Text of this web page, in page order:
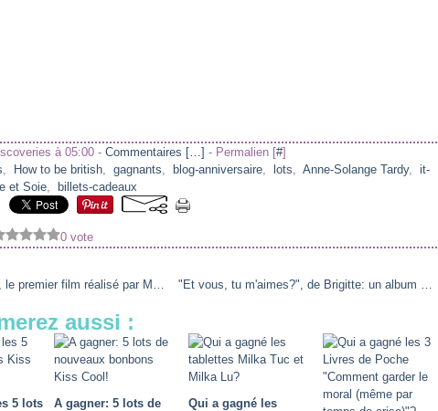
à 05:00 - Commentaires […] - Permalien [#]
, How to be british, gagnants, blog-anniversaire, lots, Anne-Solange Tardy, it-
et Soie, billets-cadeaux
0 vote
Les Adoptés, le premier film réalisé par Mélanie Laurent "Et vous, tu m'aimes?", de Brigitte: un album qui fait du bien!
aussi :
5 lots
A gagner: 5 lots de
Qui a gagné les